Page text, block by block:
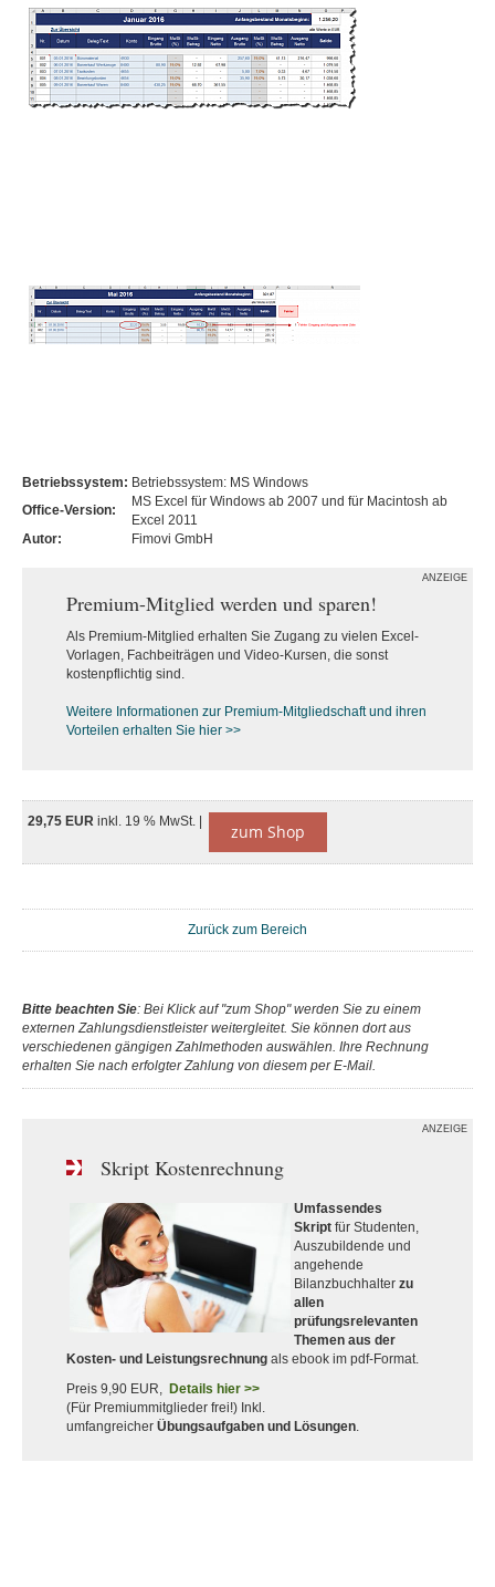
Betriebssystem: Betriebssystem: MS Windows
Office-Version:
MS Excel für Windows ab 2007 und für Macintosh ab
Excel 2011
Autor:
Fimovi GmbH
ANZEIGE
Premium-Mitglied werden und sparen!
Als Premium-Mitglied erhalten Sie Zugang zu vielen Excel-
Vorlagen, Fachbeiträgen und Video-Kursen, die sonst
kostenpflichtig sind.
Weitere Informationen zur Premium-Mitgliedschaft und ihren
Vorteilen erhalten Sie hier >>
29,75 EUR inkl. 19 % MwSt. | zum Shop
Zurück zum Bereich
Bitte beachten Sie: Bei Klick auf "zum Shop" werden Sie zu einem
externen Zahlungsdienstleister weitergleitet. Sie können dort aus
verschiedenen gängigen Zahlmethoden auswählen. Ihre Rechnung
erhalten Sie nach erfolgter Zahlung von diesem per E-Mail.
ANZEIGE
Skript Kostenrechnung
Umfassendes
Skript für Studenten,
Auszubildende und
angehende
Bilanzbuchhalter zu
allen
prüfungsrelevanten
Themen aus der
Kosten- und Leistungsrechnung als ebook im pdf-Format.
Preis 9,90 EUR, Details hier >>
(Für Premiummitglieder frei!) Inkl.
umfangreicher Übungsaufgaben und Lösungen.